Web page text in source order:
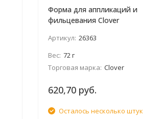
Форма для аппликаций и
фильцевания Clover
Артикул: 26363
Вес: 72 г
Торговая марка: Clover
620,70 руб.
Осталось несколько штук